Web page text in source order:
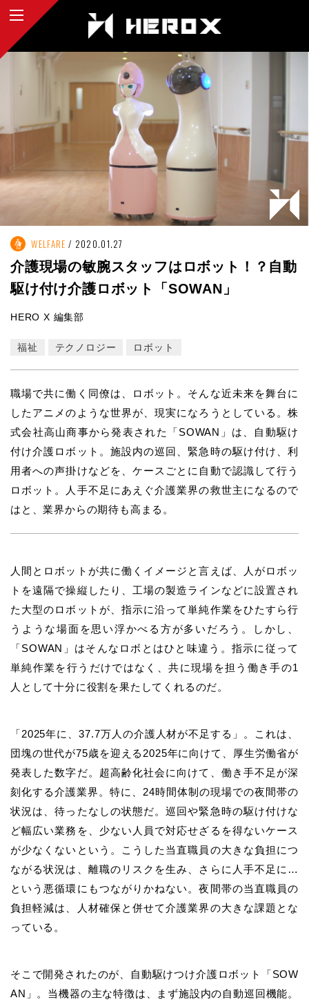
WELFARE 2020.01.27
介護現場の敏腕スタッフはロボット！？自動
駆け付け介護ロボット「SOWAN」
HERO X 編集部
福祉 テクノロジー ロボット
職場で共に働く同僚は、ロボット。そんな近未来を舞台に
したアニメのような世界が、現実になろうとしている。株
式会社高山商事から発表された「SOWAN」は、自動駆け
付け介護ロボット。施設内の巡回、緊急時の駆け付け、利
用者への声掛けなどを、ケースごとに自動で認識して行う
ロボット。人手不足にあえぐ介護業界の救世主になるので
はと、業界からの期待も高まる。
人間とロボットが共に働くイメージと言えば、人がロボッ
トを遠隔で操縦したり、工場の製造ラインなどに設置され
た大型のロボットが、指示に沿って単純作業をひたすら行
うような場面を思い浮かべる方が多いだろう。しかし、
「SOWAN」はそんなロボとはひと味違う。指示に従って
単純作業を行うだけではなく、共に現場を担う働き手の1
人として十分に役割を果たしてくれるのだ。
「2025年に、37.7万人の介護人材が不足する」。これは、
団塊の世代が75歳を迎える2025年に向けて、厚生労働省が
発表した数字だ。超高齢化社会に向けて、働き手不足が深
刻化する介護業界。特に、24時間体制の現場での夜間帯の
状況は、待ったなしの状態だ。巡回や緊急時の駆け付けな
ど幅広い業務を、少ない人員で対応せざるを得ないケース
が少なくないという。こうした当直職員の大きな負担につ
ながる状況は、離職のリスクを生み、さらに人手不足に…
という悪循環にもつながりかねない。夜間帯の当直職員の
負担軽減は、人材確保と併せて介護業界の大きな課題とな
っている。
そこで開発されたのが、自動駆けつけ介護ロボット「SOW
AN」。当機器の主な特徴は、まず施設内の自動巡回機能。